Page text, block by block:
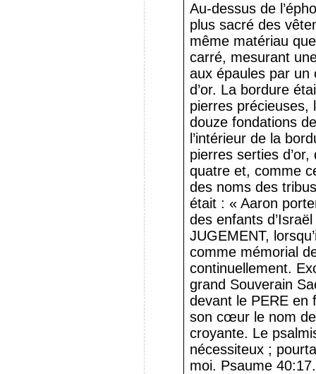
Au-dessus de
plus sacré des
même matériau
carré, mesurant
aux épaules par un
d’or. La bordure
pierres précieuses,
douze fondations
l’intérieur de la
pierres serties
quatre et, comme
des noms des
était : « Aaron
des enfants
JUGEMENT,
comme mémorial
continuellement.
grand Souverain
devant le PERE en
son cœur le nom
croyante. Le
nécessiteux ;
moi. Psaume 40:17.